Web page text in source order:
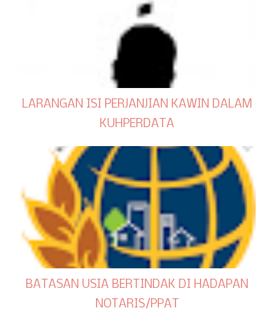
LARANGAN ISI PERJANJIAN KAWIN DALAM
KUHPERDATA
BATASAN USIA BERTINDAK DI HADAPAN
NOTARIS/PPAT